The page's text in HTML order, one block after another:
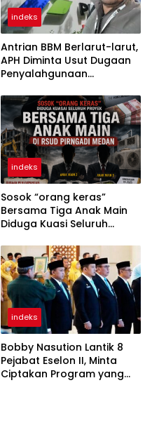
indeks
Antrian BBM Berlarut-larut,
APH Diminta Usut Dugaan
Penyalahgunaan
Pertamina
indeks
Sosok “orang keras”
Bersama Tiga Anak Main
Diduga Kuasi Seluruh
Medan
indeks
Bobby Nasution Lantik 8
Pejabat Eselon II, Minta
Ciptakan Program yang